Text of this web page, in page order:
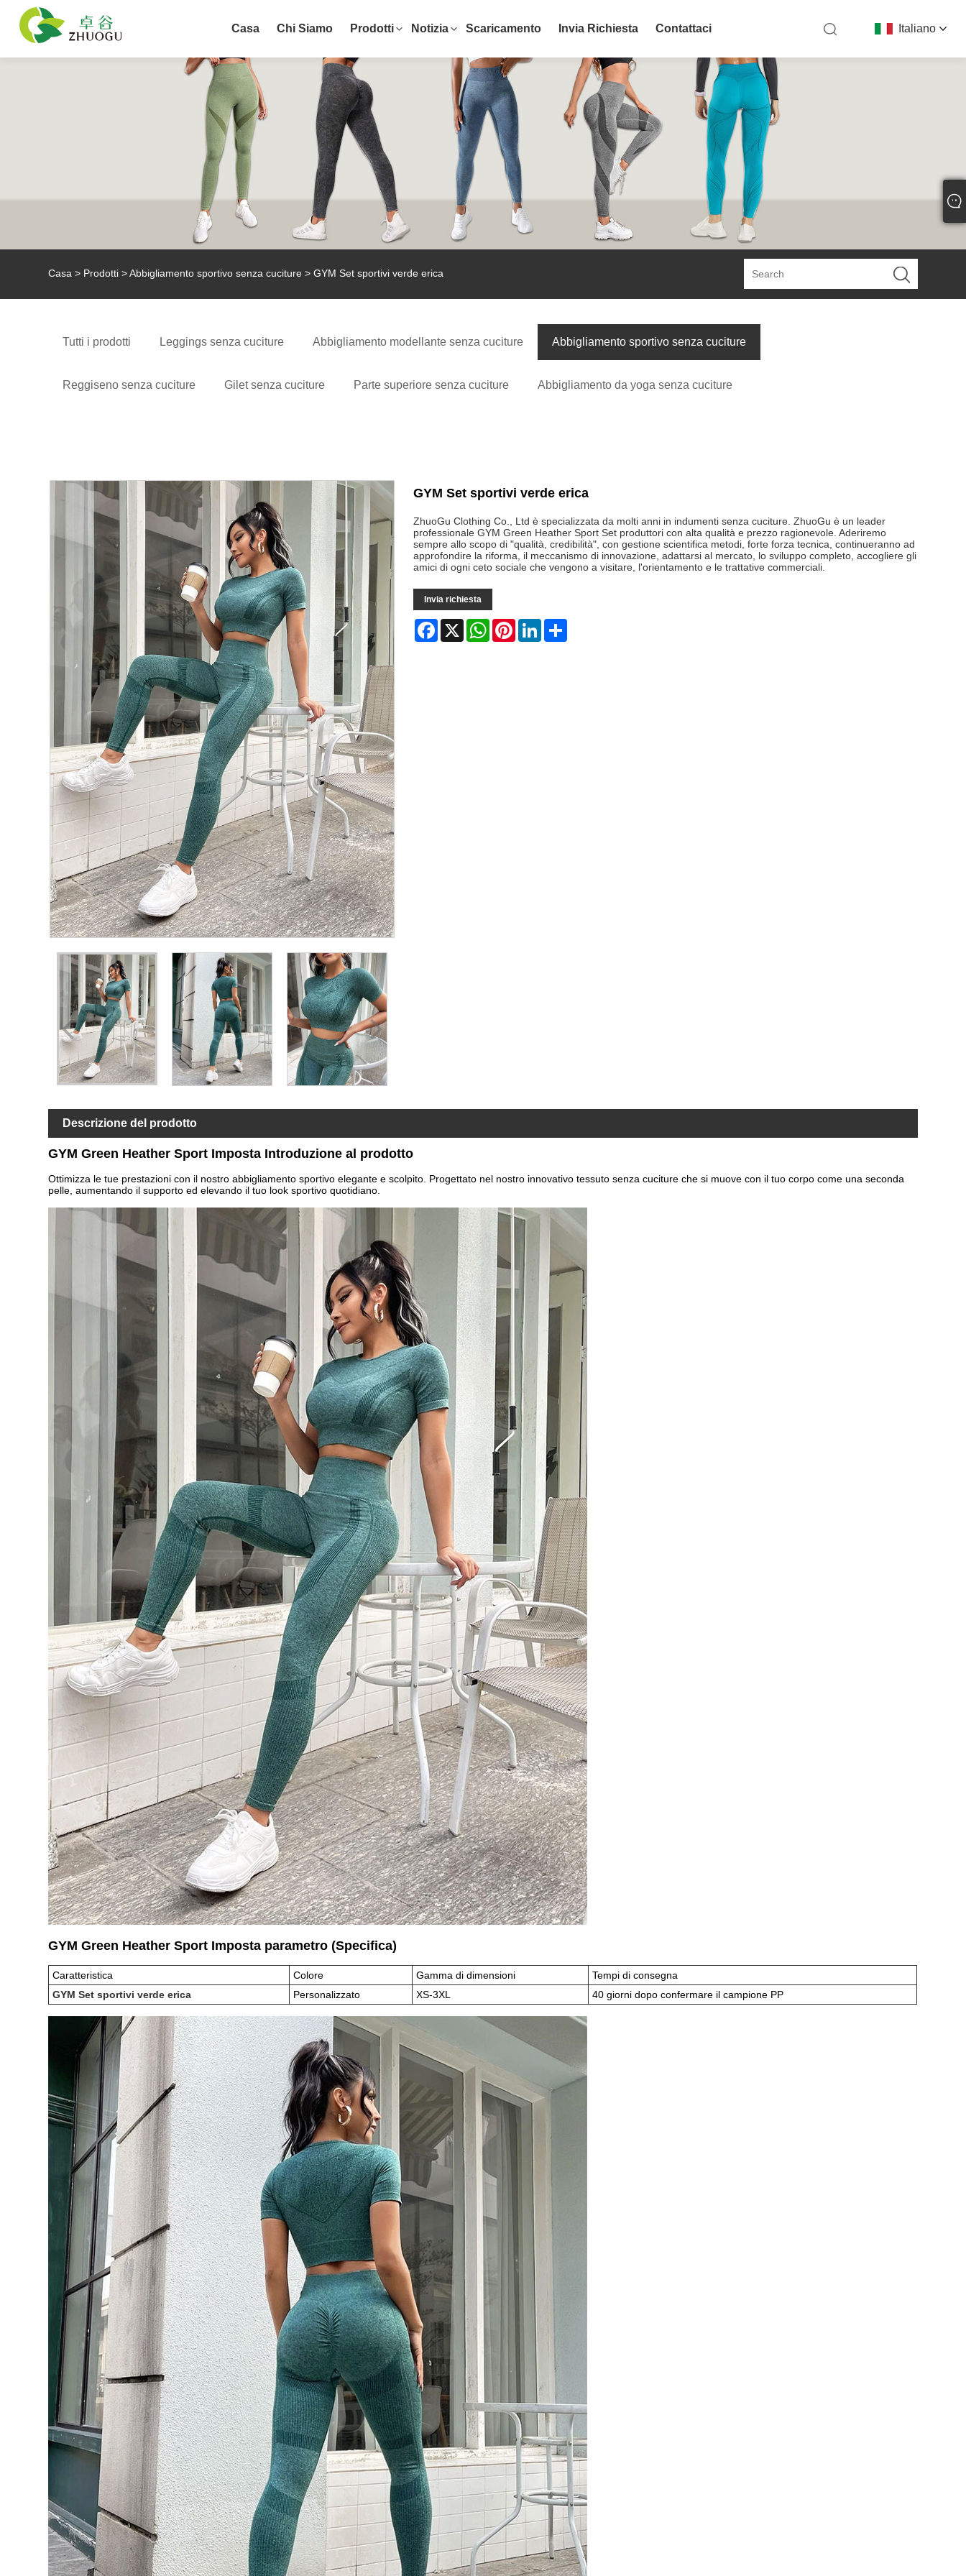
Italiano
Casa Chi Siamo Prodotti Notizia Scaricamento Invia Richiesta Contattaci
Casa > Prodotti >Abbigliamento sportivo senza cuciture > GYM Set sportivi verde erica
Tutti i prodotti Leggings senza cuciture Abbigliamento modellante senza cuciture Abbigliamento sportivo senza cuciture
Reggiseno senza cuciture Gilet senza cuciture Parte superiore senza cuciture Abbigliamento da yoga senza cuciture
GYM Set sportivi verde erica
ZhuoGu Clothing Co., Ltd è specializzata da molti anni in indumenti senza cuciture. ZhuoGu è un leader
professionale GYM Green Heather Sport Set produttori con alta qualità e prezzo ragionevole. Aderiremo
sempre allo scopo di "qualità, credibilità", con gestione scientifica metodi, forte forza tecnica, continueranno ad
approfondire la riforma, il meccanismo di innovazione, adattarsi al mercato, lo sviluppo completo, accogliere gli
amici di ogni ceto sociale che vengono a visitare, l'orientamento e le trattative commerciali.
Invia richiesta
Facebook
X WhatsAppPinterestLinkedIn
Descrizione del prodotto
GYM Green Heather Sport Imposta Introduzione al prodotto
Ottimizza le tue prestazioni con il nostro abbigliamento sportivo elegante e scolpito. Progettato nel nostro innovativo tessuto senza cuciture che si muove con il tuo corpo come una seconda
pelle, aumentando il supporto ed elevando il tuo look sportivo quotidiano.
GYM Green Heather Sport Imposta parametro (Specifica)
Caratteristica Colore Gamma di dimensioni
Tempi di consegna
GYM Set sportivi verde erica
Personalizzato XS-3XL 40 giorni dopo confermare il campione PP